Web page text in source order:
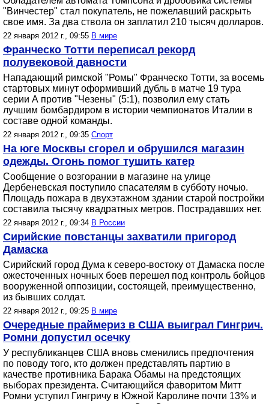
"Винчестер" стал покупатель, не пожелавший раскрыть
свое имя. За два ствола он заплатил 210 тысяч долларов.
22 января 2012 г., 09:55 В мире
Франческо Тотти переписал рекорд
полувековой давности
Нападающий римской "Ромы" Франческо Тотти, за восемь
стартовых минут оформивший дубль в матче 19 тура
серии А против "Чезены" (5:1), позволил ему стать
лучшим бомбардиром в истории чемпионатов Италии в
составе одной команды.
22 января 2012 г., 09:35 Спорт
На юге Москвы сгорел и обрушился магазин
одежды. Огонь помог тушить катер
Сообщение о возгорании в магазине на улице
Дербеневская поступило спасателям в субботу ночью.
Площадь пожара в двухэтажном здании старой постройки
составила тысячу квадратных метров. Пострадавших нет.
22 января 2012 г., 09:34 В России
Сирийские повстанцы захватили пригород
Дамаска
Сирийский город Дума к северо-востоку от Дамаска после
ожесточенных ночных боев перешел под контроль бойцов
вооруженной оппозиции, состоящей, преимущественно,
из бывших солдат.
22 января 2012 г., 09:25 В мире
Очередные праймериз в США выиграл Гингрич.
Ромни допустил осечку
У республиканцев США вновь сменились предпочтения
по поводу того, кто должен представлять партию в
качестве противника Барака Обамы на предстоящих
выборах президента. Считающийся фаворитом Митт
Ромни уступил Гингричу в Южной Каролине почти 13% и